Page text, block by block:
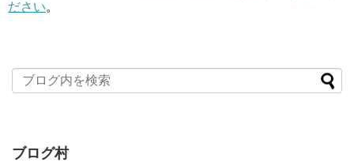
ださい。
ブログ村